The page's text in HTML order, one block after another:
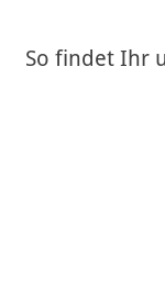
So findet Ihr